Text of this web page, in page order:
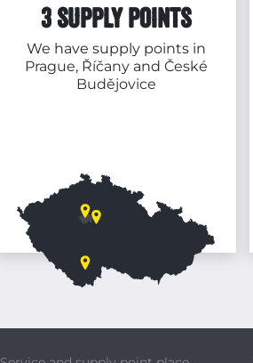
3 SUPPLY POINTS
We have supply points in
Prague, Říčanyand České
Budějovice